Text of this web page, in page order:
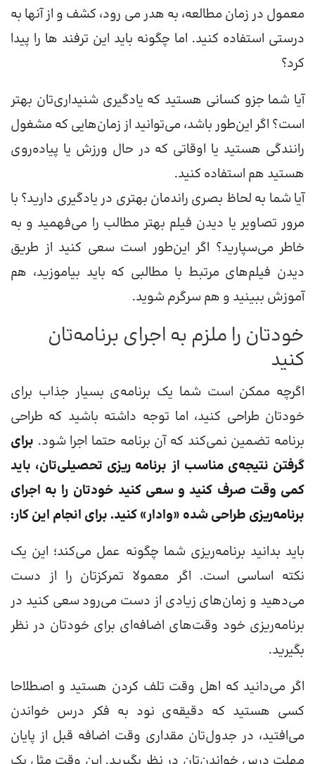
معمول در زمان مطالعه، به هدر می‌ رود، کشف و از آنها به
درستی استفاده کنید. اما چگونه باید این ترفند ها را پیدا
کرد؟
آیا شما جزو کسانی هستید که یادگیری شنیداری‌تان بهتر
است؟ اگر این‌طور باشد، می‌توانید از زمان‌هایی که مشغول
رانندگی هستید یا اوقاتی که در حال ورزش یا پیاده‌روی
هستید هم استفاده کنید.
آیا شما به لحاظ بصری راندمان بهتری در یادگیری دارید؟ با
مرور تصاویر یا دیدن فیلم بهتر مطالب را می‌فهمید و به
خاطر می‌سپارید؟ اگر این‌طور است سعی کنید از طریق
دیدن فیلم‌های مرتبط با مطالبی که باید بیاموزید، هم
آموزش ببینید و هم سرگرم شوید.
خودتان را ملزم به اجرای برنامه‌تان
کنید
اگرچه ممکن است شما یک برنامه‌‌ی بسیار جذاب برای
خودتان طراحی کنید، اما توجه داشته باشید که طراحی
برنامه تضمین نمی‌کند که آن برنامه حتما اجرا شود. برای
گرفتن نتیجه‌ی مناسب از برنامه ریزی تحصیلی‌تان، باید
کمی وقت صرف کنید و سعی کنید خودتان را به اجرای
برنامه‌ریزی طراحی شده «وادار» کنید. برای انجام این کار:
باید بدانید برنامه‌ریزی شما چگونه عمل می‌کند؛ این یک
نکته اساسی است. اگر معمولا تمرکزتان را از دست
می‌دهید و زمان‌های زیادی از دست می‌رود سعی کنید در
برنامه‌ریزی خود وقت‌های اضافه‌ای برای خودتان در نظر
بگیرید.
اگر می‌دانید که اهل وقت تلف کردن هستید و اصطلاحا
کسی هستید که دقیقه‌ی نود به فکر درس خواندن
می‌افتید، در جدول‌تان مقداری وقت اضافه قبل از پایان